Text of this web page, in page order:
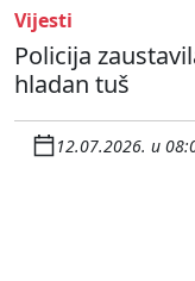
Vijesti
Policija
hladan tuš
12.07.2026. u